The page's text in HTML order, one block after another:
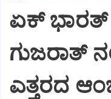
ಏಕ್ ಭಾರತ್
ಗುಜರಾತ್
ಎತ್ತರದ